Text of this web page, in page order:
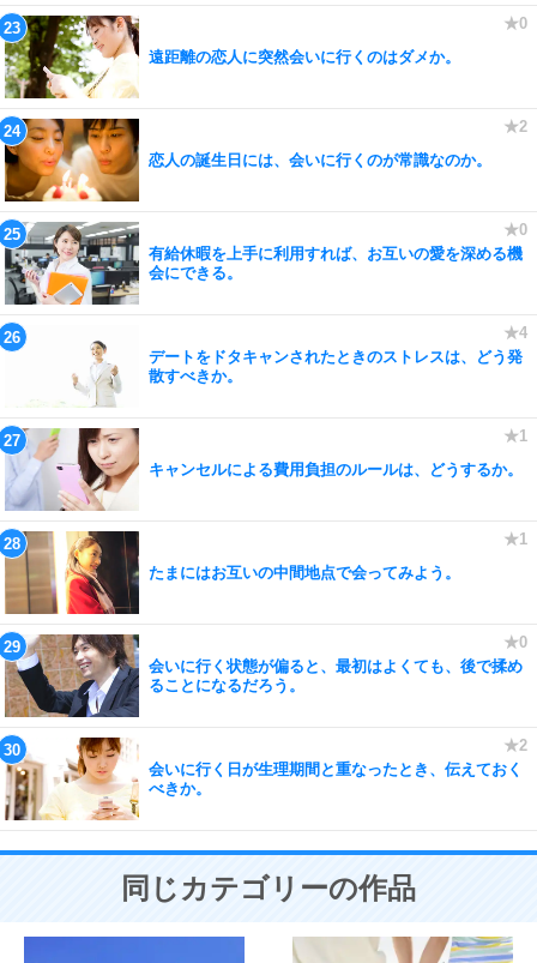
遠距離の恋人に突然会いに行くのはダメか。
恋人の誕生日には、会いに行くのが常識なのか。
有給休暇を上手に利用すれば、お互いの愛を深める機
会にできる。
デートをドタキャンされたときのストレスは、どう発
散すべきか。
キャンセルによる費用負担のルールは、どうするか。
たまにはお互いの中間地点で会ってみよう。
会いに行く状態が偏ると、最初はよくても、後で揉め
ることになるだろう。
会いに行く日が生理期間と重なったとき、伝えておく
べきか。
同じカテゴリーの作品